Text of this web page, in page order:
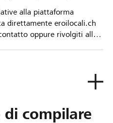
alla piattaforma
direttamente eroilocali.ch
oppure rivolgiti alla
compilare